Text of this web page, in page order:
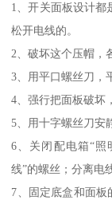
1、开关面板设计都
松开电线的。
2、破坏这个压帽，
3、用平口螺丝刀，
4、强行把面板破坏
5、用十字螺丝刀安
6、关闭配电箱“照
线”的螺丝；分离电
7、固定底盒和面板